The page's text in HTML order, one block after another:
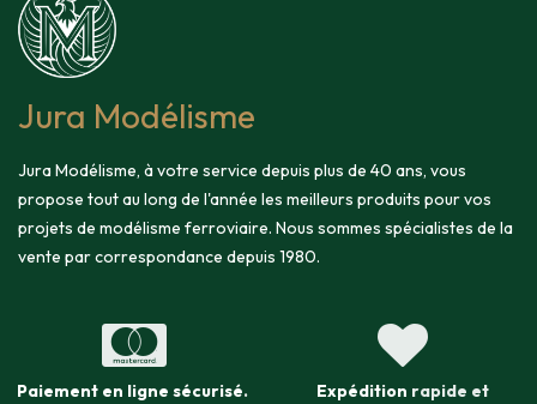
Jura Modélisme
Jura Modélisme, à votre service depuis plus de 40 ans, vous
propose tout au long de l'année les meilleurs produits pour vos
projets de modélisme ferroviaire. Nous sommes spécialistes de la
vente par correspondance depuis 1980.
Paiement en ligne sécurisé. Expédition rapide et